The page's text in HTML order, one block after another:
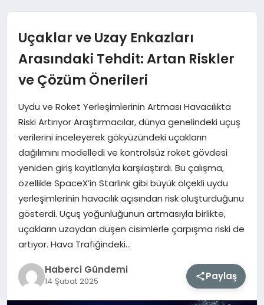
EKONOMI
DÜNYA
MAGAZIN
EĞITIM
SAĞLIK
TEKNOLOJI
Uçaklar ve Uzay Enkazları
Arasındaki Tehdit: Artan Riskler
ve Çözüm Önerileri
Uydu ve Roket Yerleşimlerinin Artması Havacılıkta
Riski Artırıyor Araştırmacılar, dünya genelindeki uçuş
verilerini inceleyerek gökyüzündeki uçakların
dağılımını modelledi ve kontrolsüz roket gövdesi
yeniden giriş kayıtlarıyla karşılaştırdı. Bu çalışma,
özellikle SpaceX’in Starlink gibi büyük ölçekli uydu
yerleşimlerinin havacılık açısından risk oluşturduğunu
gösterdi. Uçuş yoğunluğunun artmasıyla birlikte,
uçakların uzaydan düşen cisimlerle çarpışma riski de
artıyor. Hava Trafiğindeki…
Haberci Gündemi
14 Şubat 2025 Paylaş